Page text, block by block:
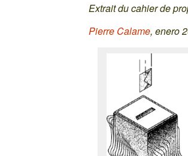
Extrait du cahier de
Pierre Calame, enero